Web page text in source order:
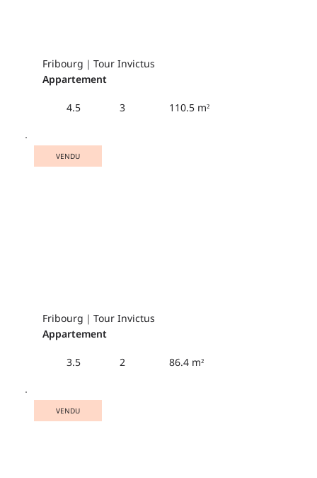
Fribourg｜Tour Invictus
Appartement
4.5 3 110.5 m²
VENDU
Fribourg｜Tour Invictus
Appartement
3.5 2 86.4 m²
VENDU